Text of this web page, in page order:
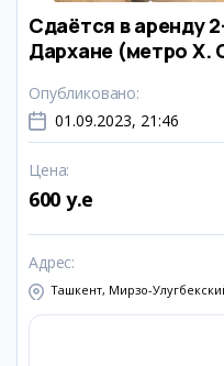
Сдаётся в аренду
Дархане (метро Х.
Опубликовано:
01.09.2023, 21:46
Цена:
600 y.e
Адрес:
Ташкент, Мирзо-